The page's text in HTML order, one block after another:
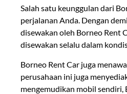
Salah satu keunggulan dari
perjalanan Anda. Dengan
disewakan oleh Borneo Rent
disewakan selalu dalam
Borneo Rent Car juga
perusahaan ini juga
mengemudikan mobil sendiri,